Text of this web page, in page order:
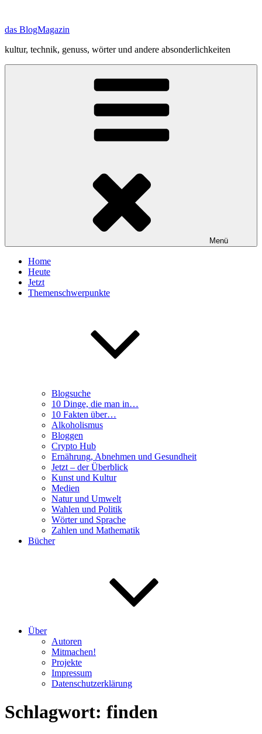
springen
das BlogMagazin
kultur, technik, genuss, wörter und andere absonderlichkeiten
Menü
Home
Heute
Jetzt
Themenschwerpunkte
Blogsuche
10 Dinge, die man in…
10 Fakten über…
Alkoholismus
Bloggen
Crypto Hub
Ernährung, Abnehmen und Gesundheit
Jetzt – der Überblick
Kunst und Kultur
Medien
Natur und Umwelt
Wahlen und Politik
Wörter und Sprache
Zahlen und Mathematik
Bücher
Über
Autoren
Mitmachen!
Projekte
Impressum
Datenschutzerklärung
Schlagwort: finden